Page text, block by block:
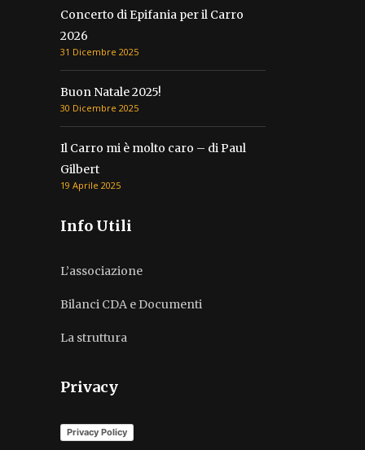
Concerto di Epifania per il Carro
2026
31 Dicembre 2025
Buon Natale 2025!
30 Dicembre 2025
Il Carro mi è molto caro – di Paul
Gilbert
19 Aprile 2025
Info Utili
L’associazione
Bilanci CDA e Documenti
La struttura
Privacy
Privacy Policy